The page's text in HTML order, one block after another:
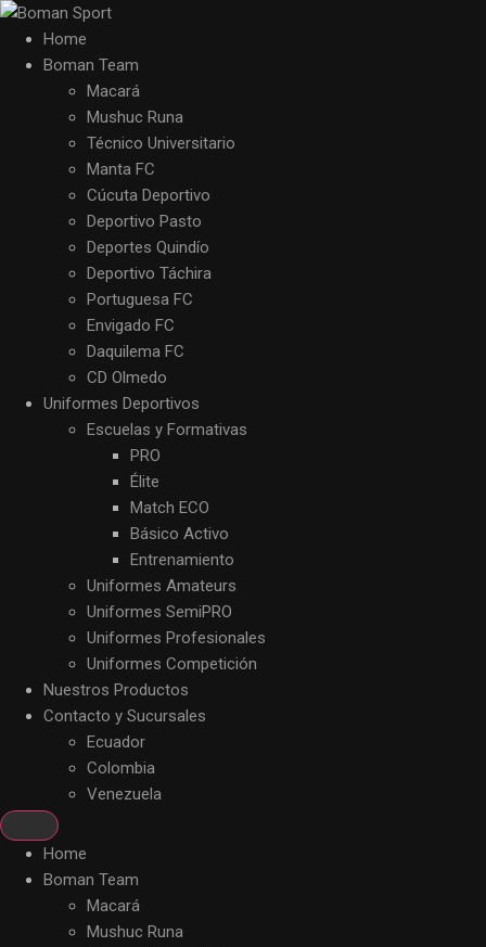
Home
Boman Team
Macará
Mushuc Runa
Técnico Universitario
Manta FC
Cúcuta Deportivo
Deportivo Pasto
Deportes Quindío
Deportivo Táchira
Portuguesa FC
Envigado FC
Daquilema FC
CD Olmedo
Uniformes Deportivos
Escuelas y Formativas
PRO
Élite
Match ECO
Básico Activo
Entrenamiento
Uniformes Amateurs
Uniformes SemiPRO
Uniformes Profesionales
Uniformes Competición
Nuestros Productos
Contacto y Sucursales
Ecuador
Colombia
Venezuela
Home
Boman Team
Macará
Mushuc Runa